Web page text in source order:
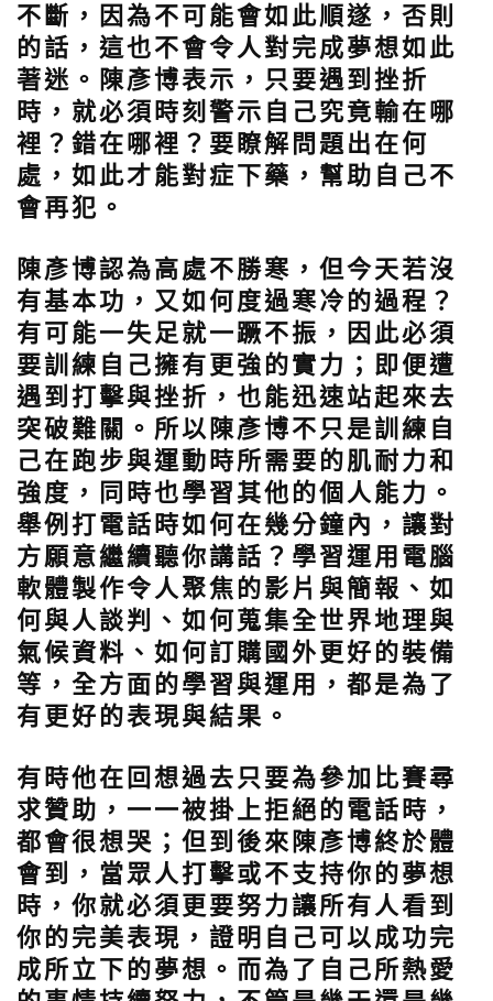
不斷，因為不可能會如此順遂，否則
的話，這也不會令人對完成夢想如此
著迷。陳彥博表示，只要遇到挫折
時，就必須時刻警示自己究竟輸在哪
裡？錯在哪裡？要瞭解問題出在何
處，如此才能對症下藥，幫助自己不
會再犯。
陳彥博認為高處不勝寒，但今天若沒
有基本功，又如何度過寒冷的過程？
有可能一失足就一蹶不振，因此必須
要訓練自己擁有更強的實力；即便遭
遇到打擊與挫折，也能迅速站起來去
突破難關。所以陳彥博不只是訓練自
己在跑步與運動時所需要的肌耐力和
強度，同時也學習其他的個人能力。
舉例打電話時如何在幾分鐘內，讓對
方願意繼續聽你講話？學習運用電腦
軟體製作令人聚焦的影片與簡報、如
何與人談判、如何蒐集全世界地理與
氣候資料、如何訂購國外更好的裝備
等，全方面的學習與運用，都是為了
有更好的表現與結果。
有時他在回想過去只要為參加比賽尋
求贊助，一一被掛上拒絕的電話時，
都會很想哭；但到後來陳彥博終於體
會到，當眾人打擊或不支持你的夢想
時，你就必須更要努力讓所有人看到
你的完美表現，證明自己可以成功完
成所立下的夢想。而為了自己所熱愛